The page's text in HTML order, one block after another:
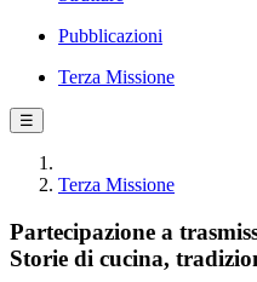
Pubblicazioni
Terza Missione
☰
Terza Missione
Partecipazione a
Storie di cucina,